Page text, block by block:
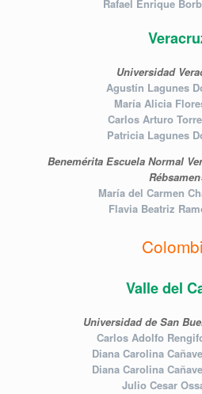
Rafael Enrique
Universidad
Agustín Lagunes
María Alicia
Carlos Arturo
Patricia Lagunes
Benemérita Escuela Normal
María del Carmen
Flavia Beatriz
Valle del
Universidad de San
Carlos Adolfo
Diana Carolina
Diana Carolina
Julio Cesar